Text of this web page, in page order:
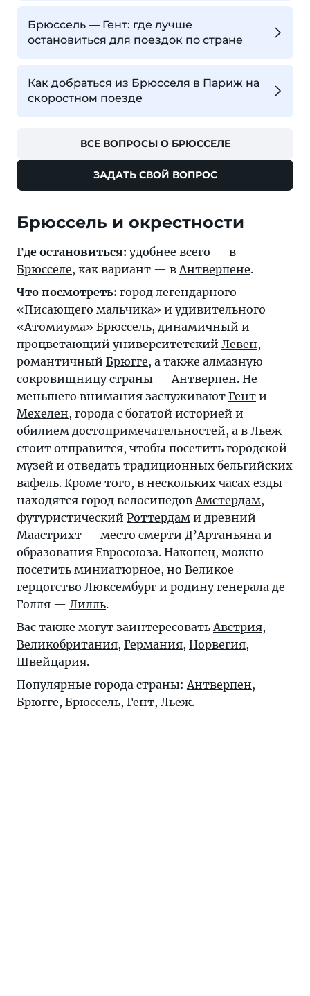
Брюссель — Гент: где лучше
остановиться для поездок по стране
Как добраться из Брюсселя в Париж на
скоростном поезде
ВСЕ ВОПРОСЫ О БРЮССЕЛЕ
ЗАДАТЬ СВОЙ ВОПРОС
Брюссель и окрестности
Где остановиться: удобнее всего — в
Брюсселе, как вариант — в Антверпене.
Что посмотреть: город легендарного
«Писающего мальчика» и удивительного
«Атомиума» Брюссель, динамичный и
процветающий университетский Левен,
романтичный Брюгге, а также алмазную
сокровищницу страны — Антверпен. Не
меньшего внимания заслуживают Гент и
Мехелен, города с богатой историей и
обилием достопримечательностей, а в Льеж
стоит отправится, чтобы посетить городской
музей и отведать традиционных бельгийских
вафель. Кроме того, в нескольких часах езды
находятся город велосипедов Амстердам,
футуристический Роттердам и древний
Маастрихт — место смерти Д’Артаньяна и
образования Евросоюза. Наконец, можно
посетить миниатюрное, но Великое
герцогство Люксембург и родину генерала де
Голля — Лилль.
Вас также могут заинтересовать Австрия,
Великобритания, Германия, Норвегия,
Швейцария.
Популярные города страны: Антверпен,
Брюгге, Брюссель, Гент, Льеж.